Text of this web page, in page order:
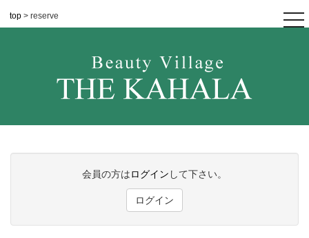
top > reserve
会員の方はログイン して下さい。
ログイン